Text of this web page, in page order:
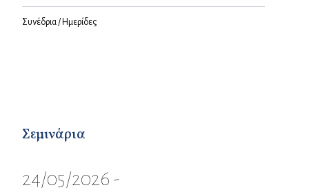
Συνέδρια / Ημερίδες
Σεμινάρια
24/05/2026 -